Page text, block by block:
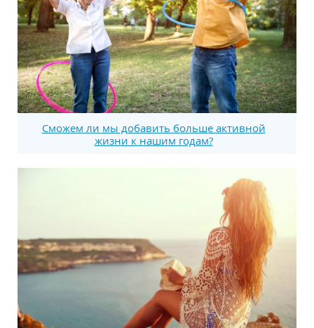
Сможем ли мы добавить больше активной
жизни к нашим годам?